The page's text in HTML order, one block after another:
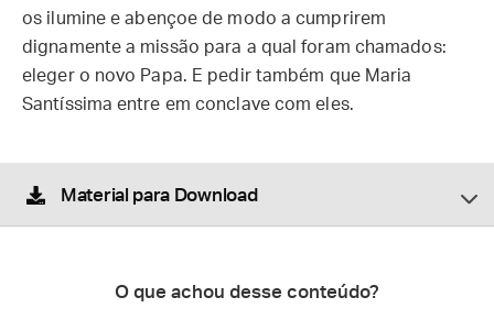
os ilumine e abençoe de modo a cumprirem
dignamente a missão para a qual foram chamados:
eleger o novo Papa. E pedir também que Maria
Santíssima entre em conclave com eles.
Material para Download
O que achou desse conteúdo?